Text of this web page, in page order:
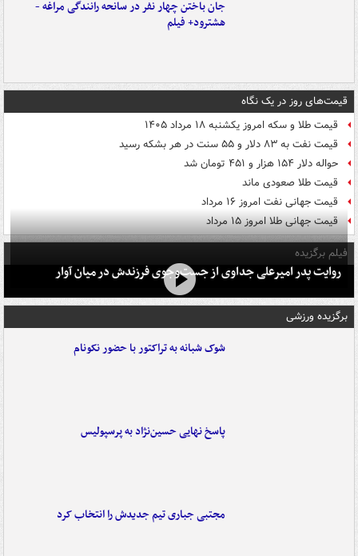
جان باختن چهار نفر در سانحه رانندگی مراغه -
هشترود+ فیلم
قیمت‌های روز در یک نگاه
قیمت طلا و سکه امروز یکشنبه ۱۸ مرداد ۱۴۰۵
قیمت نفت به ۸۳ دلار و ۵۵ سنت در هر بشکه رسید
حواله دلار ۱۵۴ هزار و ۴۵۱ تومان شد
قیمت طلا صعودی ماند
قیمت جهانی نفت امروز ۱۶ مرداد
قیمت جهانی طلا امروز ۱۵ مرداد
فیلم برگزیده
روایت پدر امیرعلی جداوی از جست‌وجوی فرزندش در میان آوار
برگزیده ورزشی
شوک شبانه به تراکتور با حضور نکونام
پاسخ نهایی حسین‌نژاد به پرسپولیس
مجتبی جباری تیم جدیدش را انتخاب کرد